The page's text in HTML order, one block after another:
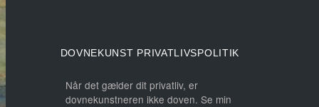
DOVNEKUNST PRIVATLIVSPOLITIK
Når det gælder dit privatliv, er
dovnekunstneren ikke doven. Se min